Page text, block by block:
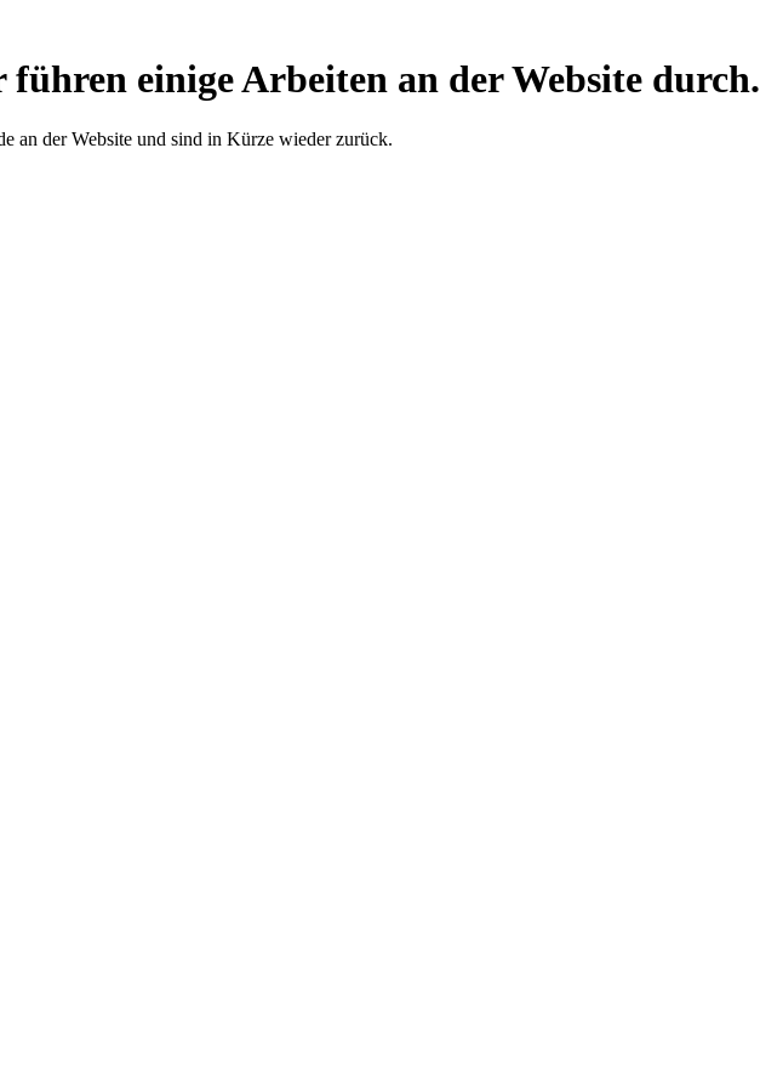
einige Arbeiten an der Website durch.
an der Website und sind in Kürze wieder zurück.